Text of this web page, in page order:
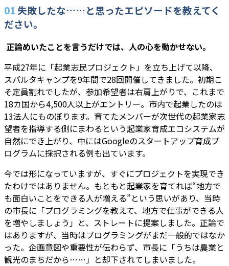
01 失敗したな……と思ったエピソードを教えてく
ださい。
―― 正論めいたことを言うだけでは、人の心を動かせない。
平成27年に「起業志民プロジェクト」を立ち上げて以降、
スパルタキャンプを9年間で28回開催してきました。初期こ
そ定員割れでしたが、参加希望者は右肩上がりで、これまで
18カ国から4,500人以上がエントリー。市内で起業したのは
13法人にものぼります。育てたメンバーが次世代の起業家志
望者を指導する側にまわるという起業家育成エコシステムが
自然にでき上がり、中にはGoogleのスタートアップ育成プ
ログラムに採択される例も出ています。
今では形になっていますが、すぐにプロジェクトを実現でき
たわけではありません。もともと起業家を育てれば“地方で
も面白いことをできる人が増える”という思いがあり、当時
の市長に「プログラミングを教えて、地方で仕事ができる人
を増やしましょう」と、ストレートに提案しました。正論で
はありますが、当時はプログラミングがまだ一般的ではなか
った。企画意図や重要性が伝わらず、市長に「うちは農業と
観光のまちだから……」と却下されてしまいました。